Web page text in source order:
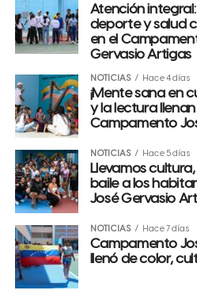
Atención
deporte y salud
en el
Gervasio Artigas
NOTICIAS Hace 4 días
¡Mente sana en
y la lectura
Campamento
NOTICIAS Hace 5 días
Llevamos
baile a los
José Gervasio
NOTICIAS Hace 7 días
Campamento
llenó de color,